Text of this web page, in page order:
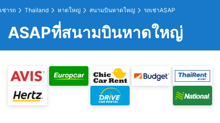
เช่ารถ Thailand หาดใหญ่ สนามบินหาดใหญ่ รถเช่าASAP
ASAPที่สนามบินหาดใหญ่